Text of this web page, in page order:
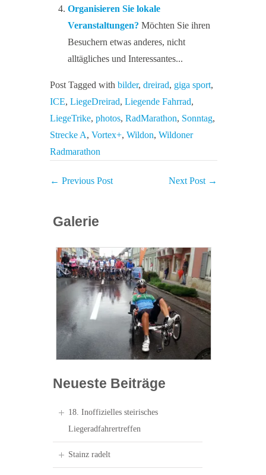
Organisieren Sie lokale
Veranstaltungen? Möchten Sie ihren
Besuchern etwas anderes, nicht
alltägliches und Interessantes...
Post Tagged with bilder, dreirad, giga sport,
ICE, LiegeDreirad, Liegende Fahrrad,
LiegeTrike, photos, RadMarathon, Sonntag,
Strecke A, Vortex+, Wildon, Wildoner
Radmarathon
← Previous Post Next Post →
Galerie
Neueste Beiträge
18. Inoffizielles steirisches
Liegeradfahrertreffen
Stainz radelt